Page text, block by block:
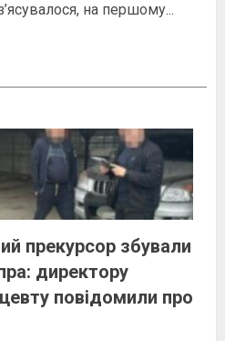
на першому...
прекурсор збували
директору
повідомили про